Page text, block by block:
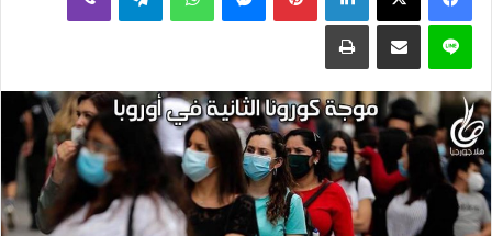
لاين مشاركة عبر البريد طباعة